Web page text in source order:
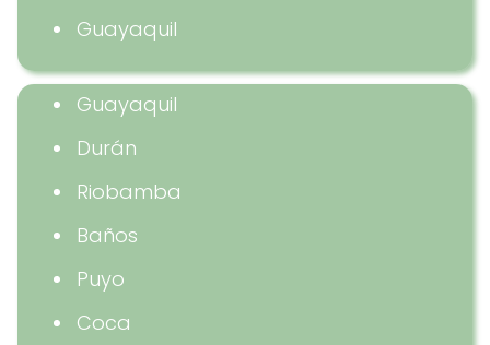
Guayaquil
Guayaquil
Durán
Riobamba
Baños
Puyo
Coca